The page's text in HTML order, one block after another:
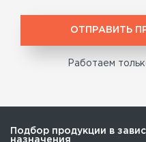
ОТПРАВИТЬ
Работаем
Подбор продукции в
назначения